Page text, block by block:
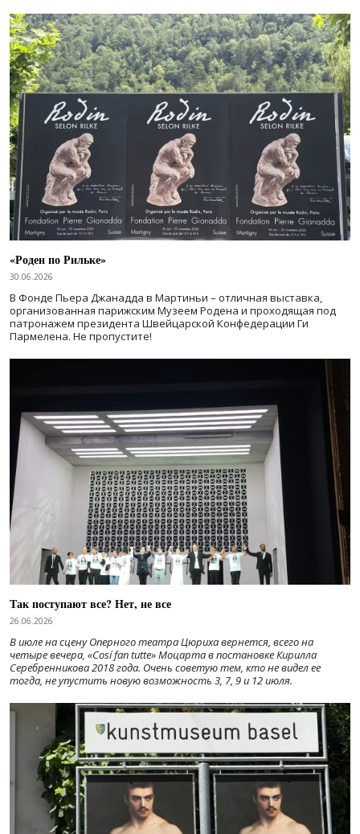
«Роден по Рильке»
30.06.2026
В Фонде Пьера Джанадда в Мартиньи – отличная выставка,
организованная парижским Музеем Родена и проходящая под
патронажем президента Швейцарской Конфедерации Ги
Пармелена. Не пропустите!
Так поступают все? Нет, не все
26.06.2026
В июле на сцену Оперного театра Цюриха вернется, всего на
четыре вечера, «Cosí fan tutte» Моцарта в постановке Кирилла
Серебренникова 2018 года. Очень советую тем, кто не видел ее
тогда, не упустить новую возможность 3, 7, 9 и 12 июля.